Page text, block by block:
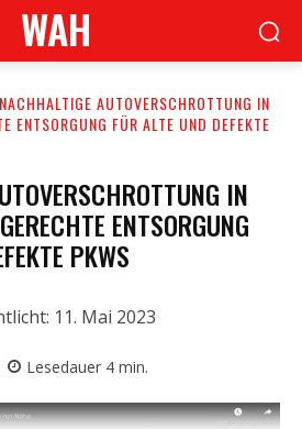
WAH
NACHHALTIGE AUTOVERSCHROTTUNG IN
ENTSORGUNG FÜR ALTE UND DEFEKTE
IN
ENTSORGUNG
PKWS
11. Mai 2023
Lesedauer 4 min.